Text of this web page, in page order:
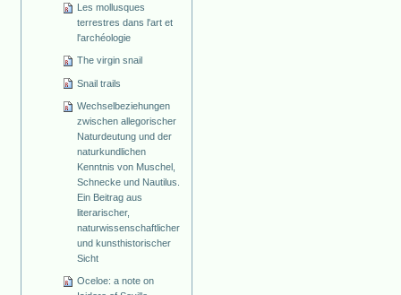
Les mollusques
terrestres dans l'art et
l'archéologie
The virgin snail
Snail trails
Wechselbeziehungen
zwischen allegorischer
Naturdeutung und der
naturkundlichen
Kenntnis von Muschel,
Schnecke und Nautilus.
Ein Beitrag aus
literarischer,
naturwissenschaftlicher
und kunsthistorischer
Sicht
Oceloe: a note on